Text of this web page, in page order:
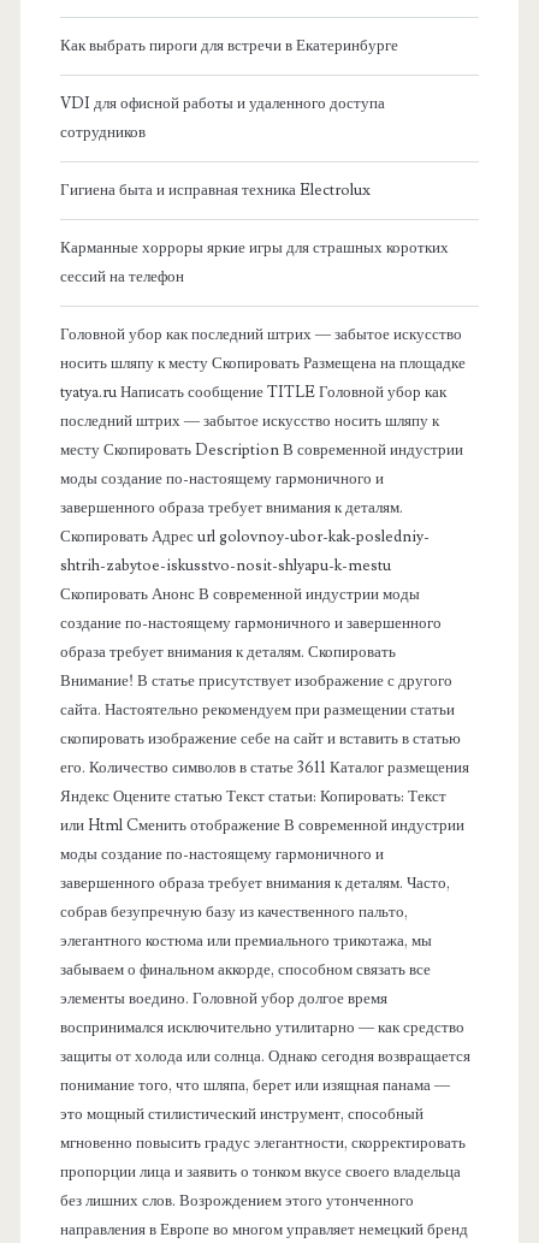
Как выбрать пироги для встречи в Екатеринбурге
VDI для офисной работы и удаленного доступа
сотрудников
Гигиена быта и исправная техника Electrolux
Карманные хорроры яркие игры для страшных коротких
сессий на телефон
Головной убор как последний штрих — забытое искусство
носить шляпу к месту Скопировать Размещена на площадке
tyatya.ru Написать сообщение TITLE Головной убор как
последний штрих — забытое искусство носить шляпу к
месту Скопировать Description В современной индустрии
моды создание по-настоящему гармоничного и
завершенного образа требует внимания к деталям.
Скопировать Адрес url golovnoy-ubor-kak-posledniy-
shtrih-zabytoe-iskusstvo-nosit-shlyapu-k-mestu
Скопировать Анонс В современной индустрии моды
создание по-настоящему гармоничного и завершенного
образа требует внимания к деталям. Скопировать
Внимание! В статье присутствует изображение с другого
сайта. Настоятельно рекомендуем при размещении статьи
скопировать изображение себе на сайт и вставить в статью
его. Количество символов в статье 3611 Каталог размещения
Яндекс Оцените статью Текст статьи: Копировать: Текст
или Html Cменить отображение В современной индустрии
моды создание по-настоящему гармоничного и
завершенного образа требует внимания к деталям. Часто,
собрав безупречную базу из качественного пальто,
элегантного костюма или премиального трикотажа, мы
забываем о финальном аккорде, способном связать все
элементы воедино. Головной убор долгое время
воспринимался исключительно утилитарно — как средство
защиты от холода или солнца. Однако сегодня возвращается
понимание того, что шляпа, берет или изящная панама —
это мощный стилистический инструмент, способный
мгновенно повысить градус элегантности, скорректировать
пропорции лица и заявить о тонком вкусе своего владельца
без лишних слов. Возрождением этого утонченного
направления в Европе во многом управляет немецкий бренд